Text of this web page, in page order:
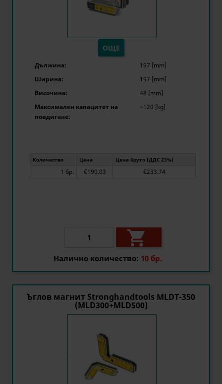
ОЩЕ
Дължина:
197 [mm]
Ширина:
197 [mm]
Височина:
48 [mm]
Максимален капацитет на
повдигане:
~120 [kg]
Количество Цена Цена бруто (ДДС 23%)
1 бр. €190.03 €233.74

Налично количество: 10 бр.
Ъглов магнит Stronghandtools MLDT-350
(MLD300+MLD500)